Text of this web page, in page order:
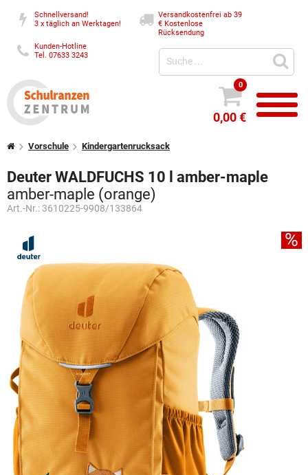
Schnellversand!
3 x täglich an Werktagen!
Versandkostenfrei ab 39
€Kostenlose
Rücksendung
Kunden-Hotline
Tel. 07633 3243
0
0,00 €
Vorschule Kindergartenrucksack
Deuter WALDFUCHS 10 l amber-maple
amber-maple (orange)
Art.-Nr.: 3610225-9908/133864
%